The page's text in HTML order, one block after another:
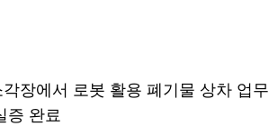
장에서 로봇 활용 폐기물 상차 업무
증 완료